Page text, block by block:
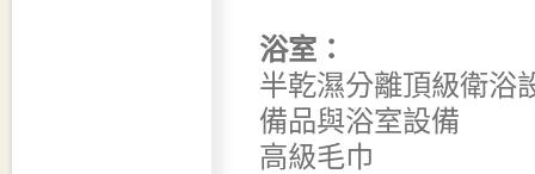
浴室：
半乾濕分離頂級衛浴
備品與浴室設備
高級毛巾